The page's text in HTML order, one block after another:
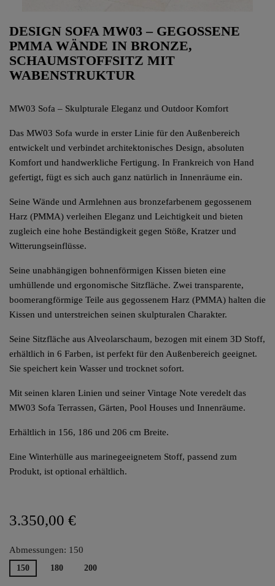
DESIGN SOFA MW03 – GEGOSSENE
PMMA WÄNDE IN BRONZE,
SCHAUMSTOFFSITZ MIT
WABENSTRUKTUR
MW03 Sofa – Skulpturale Eleganz und Outdoor Komfort
Das MW03 Sofa wurde in erster Linie für den Außenbereich
entwickelt und verbindet architektonisches Design, absoluten
Komfort und handwerkliche Fertigung. In Frankreich von Hand
gefertigt, fügt es sich auch ganz natürlich in Innenräume ein.
Seine Wände und Armlehnen aus bronzefarbenem gegossenem
Harz (PMMA) verleihen Eleganz und Leichtigkeit und bieten
zugleich eine hohe Beständigkeit gegen Stöße, Kratzer und
Witterungseinflüsse.
Seine unabhängigen bohnenförmigen Kissen bieten eine
umhüllende und ergonomische Sitzfläche. Zwei transparente,
boomerangförmige Teile aus gegossenem Harz (PMMA) halten die
Kissen und unterstreichen seinen skulpturalen Charakter.
Seine Sitzfläche aus Alveolarschaum, bezogen mit einem 3D Stoff,
erhältlich in 6 Farben, ist perfekt für den Außenbereich geeignet.
Sie speichert kein Wasser und trocknet sofort.
Mit seinen klaren Linien und seiner Vintage Note veredelt das
MW03 Sofa Terrassen, Gärten, Pool Houses und Innenräume.
Erhältlich in 156, 186 und 206 cm Breite.
Eine Winterhülle aus marinegeeignetem Stoff, passend zum
Produkt, ist optional erhältlich.
3.350,00 €
Abmessungen: 150
150 180 200